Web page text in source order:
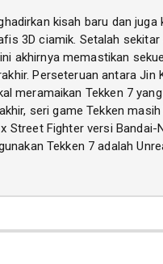
kisah baru dan
3D ciamik. Setalah
akhirnya memastikan
Perseteruan antara Jin
meramaikan Tekken 7
seri game Tekken
Fighter versi Bandai-
Tekken 7 adalah